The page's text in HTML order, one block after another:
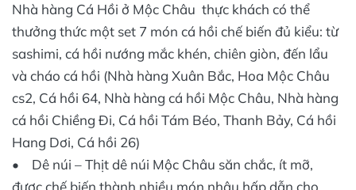
Nhà hàng Cá Hồi ở Mộc Châu thực khách có thể
thưởng thức một set 7 món cá hồi chế biến đủ kiểu: từ
sashimi, cá hồi nướng mắc khén, chiên giòn, đến lẩu
và cháo cá hồi (Nhà hàng Xuân Bắc, Hoa Mộc Châu
cs2, Cá hồi 64, Nhà hàng cá hồi Mộc Châu, Nhà hàng
cá hồi Chiềng Đi, Cá hồi Tám Béo, Thanh Bảy, Cá hồi
Hang Dơi, Cá hồi 26)
• Dê núi – Thịt dê núi Mộc Châu săn chắc, ít mỡ,
được chế biến thành nhiều món nhậu hấp dẫn cho